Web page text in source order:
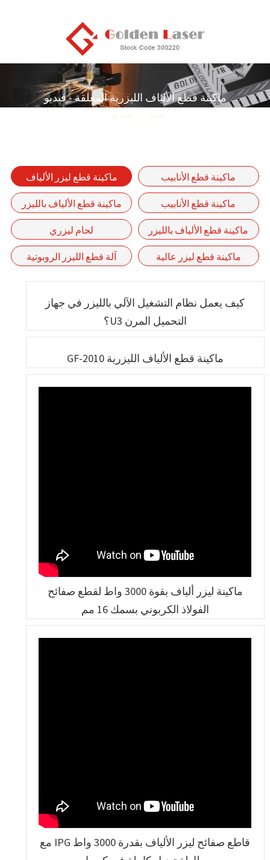
ماكينة قطع الألياف الليزرية المغلقة - فيديو
ماكينة قطع الأنابيب
الأوتوماتيكية بالليزر الليفي
من سلسلة P-(A)
ماكينة قطع ليزر الألياف
المغلقة
ماكينة قطع الأنابيب
والصفائح بالليزر
ماكينة قطع الألياف بالليزر
ذات الطاولة الواحدة من
سلسلة GF
ماكينة قطع الألياف بالليزر
لحام ليزري
ماكينة قطع ليزر عالية
آلة قطع الليزر الروبوتية
كيف يعمل نظام التشغيل الآلي بالليزر في جهاز
التحميل المرن U3؟
ماكينة قطع الألياف الليزرية GF-2010
ماكينة ليزر ألياف بقوة 3000 واط لقطع صفائح
الفولاذ الكربوني بسمك 16 مم
قاطع صفائح ليزر الألياف بقدرة 3000 واط IPG مع